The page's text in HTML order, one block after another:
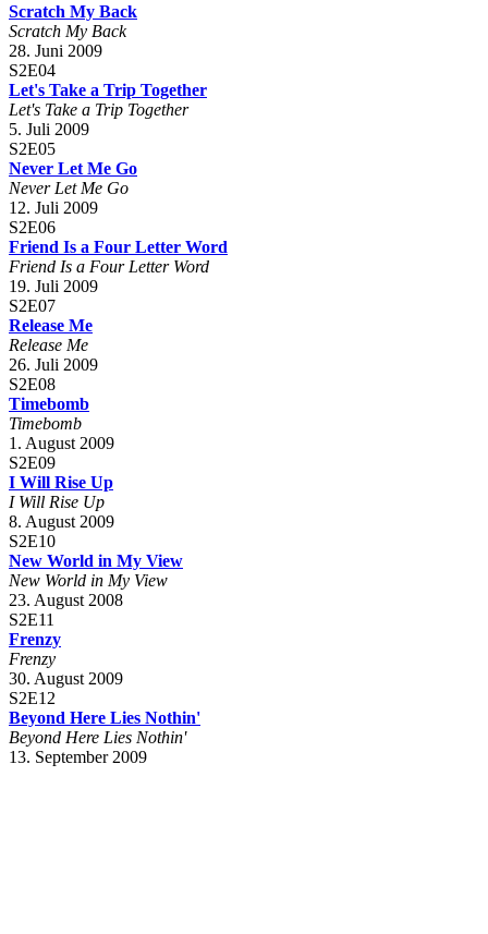
Scratch My Back
Scratch My Back
28. Juni 2009
S2E04
Let's Take a Trip Together
Let's Take a Trip Together
5. Juli 2009
S2E05
Never Let Me Go
Never Let Me Go
12. Juli 2009
S2E06
Friend Is a Four Letter Word
Friend Is a Four Letter Word
19. Juli 2009
S2E07
Release Me
Release Me
26. Juli 2009
S2E08
Timebomb
Timebomb
1. August 2009
S2E09
I Will Rise Up
I Will Rise Up
8. August 2009
S2E10
New World in My View
New World in My View
23. August 2008
S2E11
Frenzy
Frenzy
30. August 2009
S2E12
Beyond Here Lies Nothin'
Beyond Here Lies Nothin'
13. September 2009